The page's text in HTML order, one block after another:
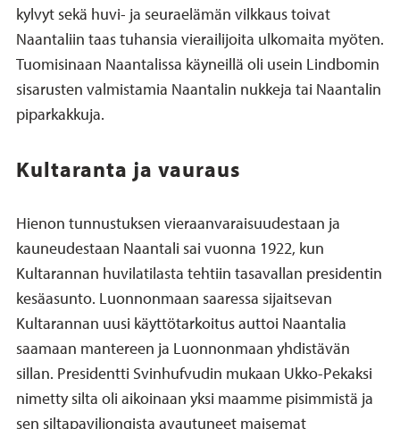
kylvyt sekä huvi- ja seuraelämän vilkkaus toivat
Naantaliin taas tuhansia vierailijoita ulkomaita myöten.
Tuomisinaan Naantalissa käyneillä oli usein Lindbomin
sisarusten valmistamia Naantalin nukkeja tai Naantalin
piparkakkuja.
Kultaranta ja vauraus
Hienon tunnustuksen vieraanvaraisuudestaan ja
kauneudestaan Naantali sai vuonna 1922, kun
Kultarannan huvilatilasta tehtiin tasavallan presidentin
kesäasunto. Luonnonmaan saaressa sijaitsevan
Kultarannan uusi käyttötarkoitus auttoi Naantalia
saamaan mantereen ja Luonnonmaan yhdistävän
sillan. Presidentti Svinhufvudin mukaan Ukko-Pekaksi
nimetty silta oli aikoinaan yksi maamme pisimmistä ja
sen siltapaviljongista avautuneet maisemat